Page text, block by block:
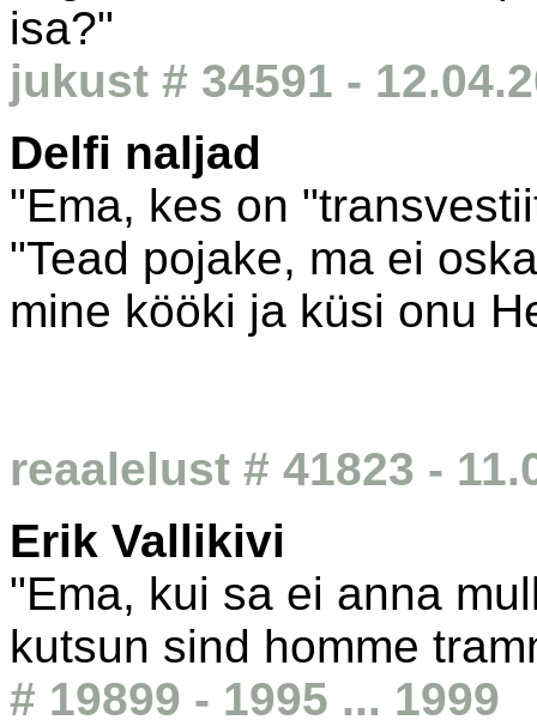
isa?"
jukust # 34591 -
Delfi naljad
"Ema, kes on
"Tead pojake, ma ei
mine kööki ja küsi onu
reaalelust # 41823 -
Erik Vallikivi
"Ema, kui sa ei anna
kutsun sind homme
# 19899 - 1995 ... 1999